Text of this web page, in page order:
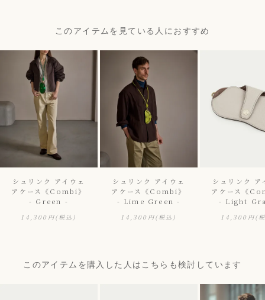
このアイテムを見ている人におすすめ
シュリンク アイウェ
アケース《Combi》
- Green -
14,300円(税込)
シュリンク アイウェ
アケース《Combi》
- Lime Green -
14,300円(税込)
シュリンク ア
アケース《
- Light
14,300円(
このアイテムを購入した人はこちらも検討しています